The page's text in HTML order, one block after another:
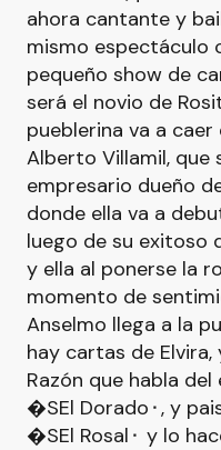
ahora cantante y
mismo espectáculo
pequeño show de
será el novio de
pueblerina va a
Alberto Villamil, que
empresario dueño
donde ella va a
luego de su exitoso
y ella al ponerse la
momento de
Anselmo llega a la
hay cartas de
Razón que habla
�SEl Dorado⬝, y
�SEl Rosal⬝ y lo